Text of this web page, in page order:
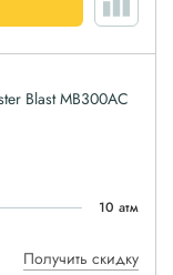
Blast MB300AC
10 атм
Получить скидку